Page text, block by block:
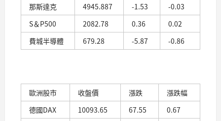
那斯達克
4945.887 -1.53
-0.03
S＆P500
2082.78 0.36
0.02
費城半導體
679.28 -5.87 -0.86
歐洲股市 收盤價 漲跌
漲跌幅
德國DAX
10093.65 67.55
0.67